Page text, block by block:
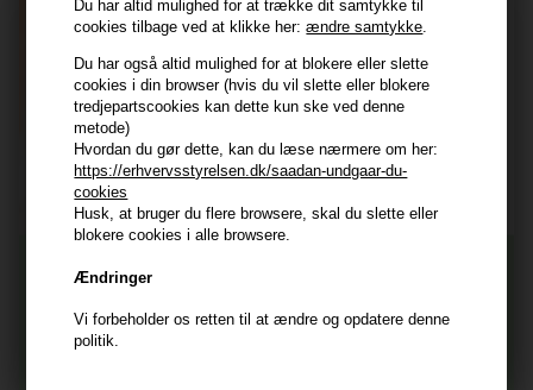
Du har altid mulighed for at trække dit samtykke til
cookies tilbage ved at klikke her:ændre samtykke.
Du har også altid mulighed for at blokere eller slette
cookies i din browser (hvis du vil slette eller blokere
tredjepartscookies kan dette kun ske ved denne
metode)
Hvordan du gør dette, kan du læse nærmere om her:
https://erhvervsstyrelsen.dk/saadan-undgaar-du-
cookies
Husk, at bruger du flere browsere, skal du slette eller
blokere cookies i alle browsere.
Ændringer
Vi forbeholder os retten til at ændre og opdatere denne
politik.
TILMELD
ConsentJeg accepterer vilkår og betingelser.
Læs mere her
Husk at vi har
356 dages returret
Tilmeld dig nyhedsbrevet
Og modtag nyheder, eksklusive tilbud og rabatter